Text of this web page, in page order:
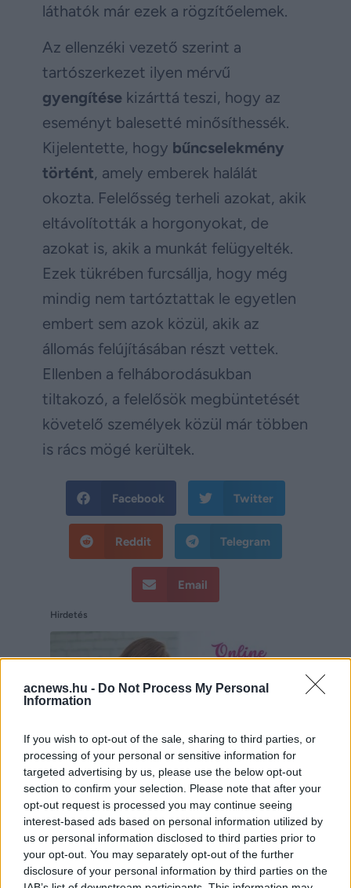
acnews.hu - Do Not Process My Personal
Information
If you wish to opt-out of the sale, sharing to third parties, or
processing of your personal or sensitive information for
targeted advertising by us, please use the below opt-out
section to confirm your selection. Please note that after your
opt-out request is processed you may continue seeing
interest-based ads based on personal information utilized by
us or personal information disclosed to third parties prior to
your opt-out. You may separately opt-out of the further
disclosure of your personal information by third parties on the
láthatók már ezek a rögzítőelemek.
Az ellenzéki vezető szerint a
tartószerkezet ilyen mérvű
gyengítése kizárttá teszi, hogy az
eseményt balesetté minősíthessék.
Kijelentette, hogy bűncselekmény
történt, amely emberek halálát
okozta. Felelősség terheli azokat, akik
eltávolították a horgonyokat, de
azokat is, akik a munkát felügyelték.
Ezek tükrében furcsállja, hogy még
mindig nem tartóztattak le egyetlen
embert sem azok közül, akik az
állomás felújításában részt vettek.
Ellenben a felháborodásukban
tiltakozó, a felelősök megbüntetését
követelő személyek közül már többen
is rács mögé kerültek.
Facebook Twitter
Reddit Telegram
Email
Hirdetés
Hirdetés